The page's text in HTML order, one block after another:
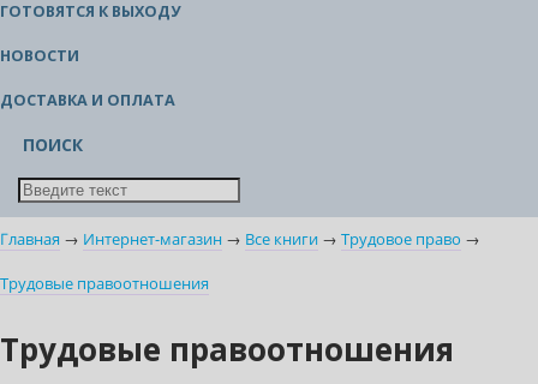
ГОТОВЯТСЯ К ВЫХОДУ
НОВОСТИ
ДОСТАВКА И ОПЛАТА
ПОИСК
Главная → Интернет-магазин → Все книги → Трудовое право →
Трудовые правоотношения
Трудовые правоотношения